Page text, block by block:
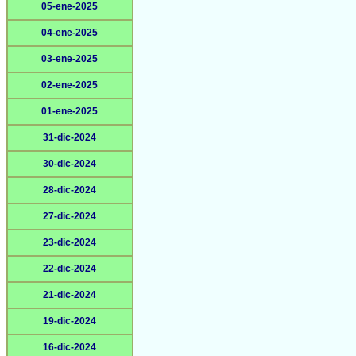
05-ene-2025
04-ene-2025
03-ene-2025
02-ene-2025
01-ene-2025
31-dic-2024
30-dic-2024
28-dic-2024
27-dic-2024
23-dic-2024
22-dic-2024
21-dic-2024
19-dic-2024
16-dic-2024